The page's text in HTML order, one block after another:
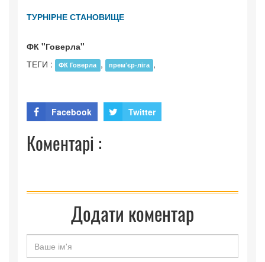
ТУРНІРНЕ СТАНОВИЩЕ
ФК "Говерла"
ТЕГИ :
ФК Говерла , прем’єр-ліга ,
Facebook Twitter
Коментарі :
Додати коментар